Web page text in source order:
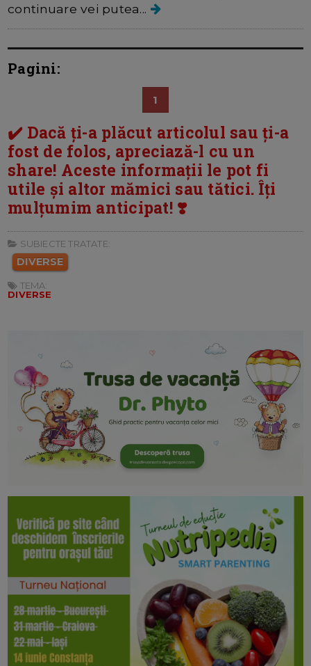
continuare vei putea...
Pagini:
1
✔️ Dacă ți-a plăcut articolul sau ți-a
fost de folos, apreciază-l cu un
share! Aceste informații le pot fi
utile și altor mămici sau tătici. Îți
mulțumim anticipat! ❣️
SUBIECTE TRATATE:
DIVERSE
TEMA:
DIVERSE